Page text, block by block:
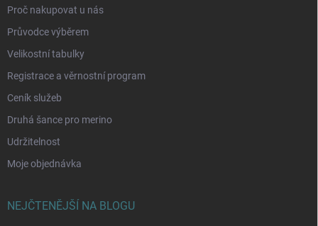
Proč nakupovat u nás
Průvodce výběrem
Velikostní tabulky
Registrace a věrnostní program
Ceník služeb
Druhá šance pro merino
Udržitelnost
Moje objednávka
NEJČTENĚJŠÍ NA BLOGU